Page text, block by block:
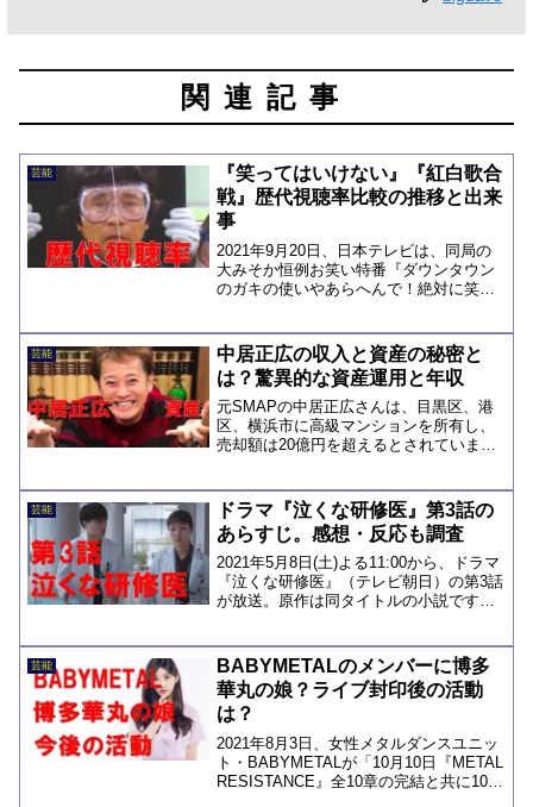
関連記事
芸能
『笑ってはいけない』『紅白歌合
戦』歴代視聴率比較の推移と出来
事
2021年9月20日、日本テレビは、同局の
大みそか恒例お笑い特番『ダウンタウン
のガキの使いやあらへんで！絶対に笑っ
時間の生放送で企画する旨を発表しまし
た。『笑...
芸能
中居正広の収入と資産の秘密と
は？驚異的な資産運用と年収
元SMAPの中居正広さんは、目黒区、港
区、横浜市に高級マンションを所有し、
売却額は20億円を超えるとされていま
後はプロデュース業に転身する可能性も
あります。
芸能
ドラマ『泣くな研修医』第3話の
あらすじ。感想・反応も調査
2021年5月8日(土)よる11:00から、ドラマ
『泣くな研修医』（テレビ朝日）の第3話
が放送。原作は同タイトルの小説です
写が話題の医療ドラマです。第2話では、
研修医・...
芸能
BABYMETALのメンバーに博多
華丸の娘？ライブ封印後の活動
は？
2021年8月3日、女性メタルダンスユニッ
ト・BABYMETALが「10月10日『METAL
RESISTANCE』全10章の完結と共に10年